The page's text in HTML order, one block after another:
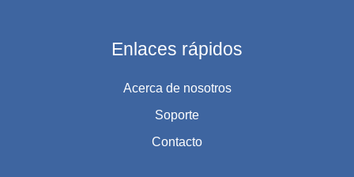
Enlaces rápidos
Acerca de nosotros
Soporte
Contacto